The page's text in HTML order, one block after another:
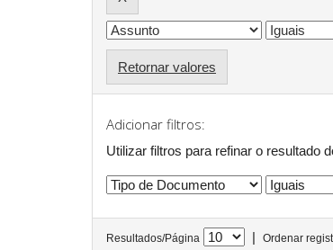
Retornar valores
Adicionar filtros:
Utilizar filtros para refinar o resultado
Resultados/Página | Ordenar